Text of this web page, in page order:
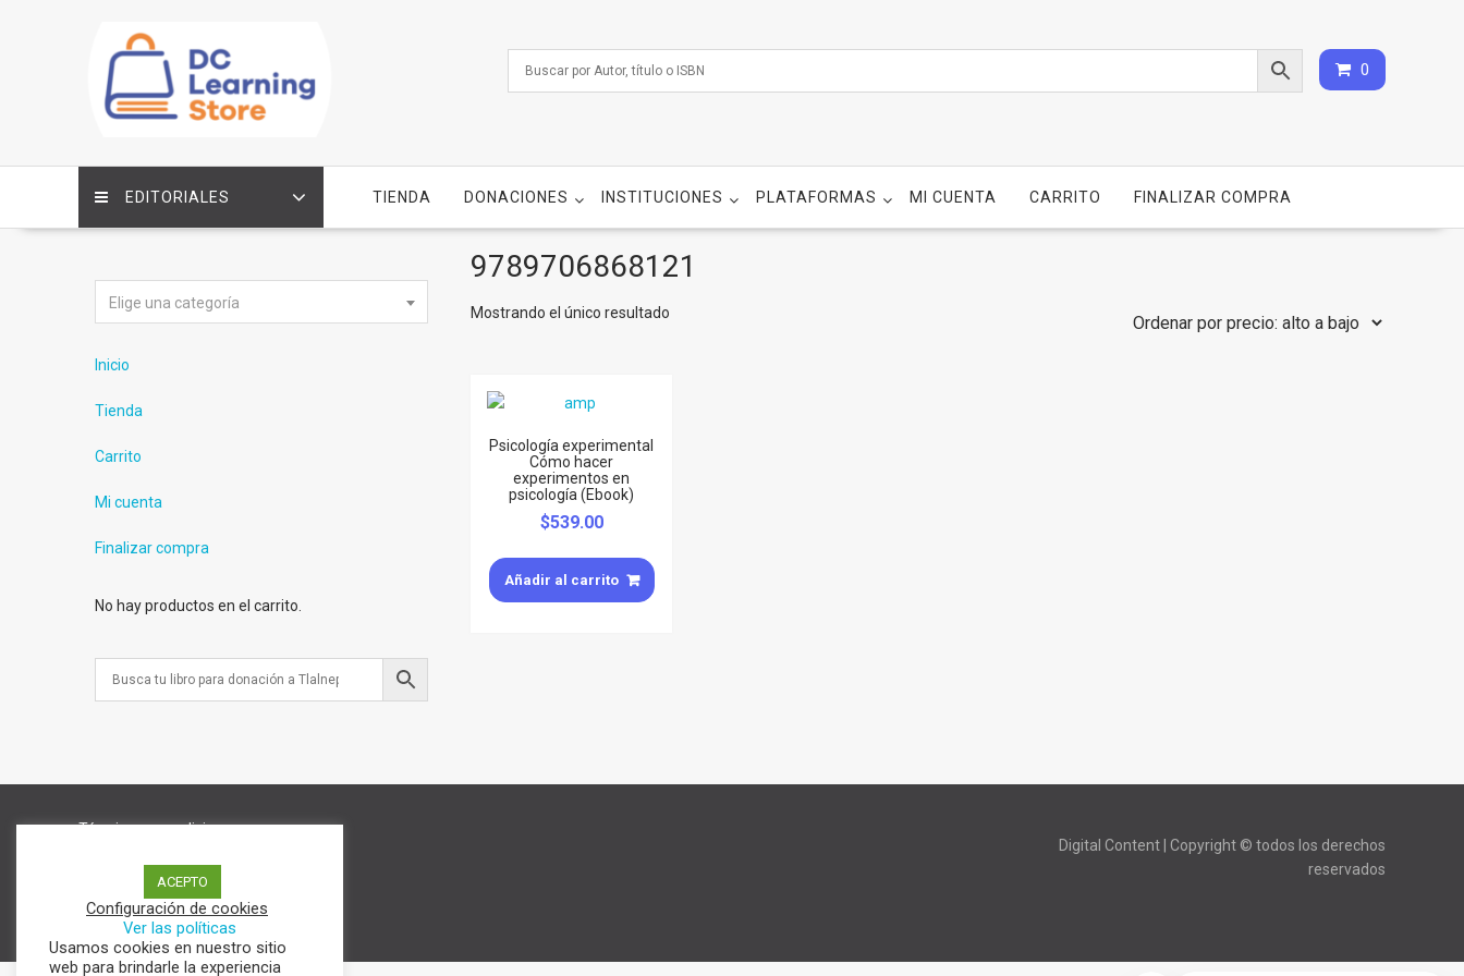
0
EDITORIALES TIENDA DONACIONES INSTITUCIONES PLATAFORMAS MI CUENTA CARRITO FINALIZAR COMPRA
9789706868121
Mostrando el único resultado
Psicología experimental
Cómo hacer
experimentos en
psicología (Ebook)
$539.00
Añadir al carrito
Elige una categoría
Inicio
Tienda
Carrito
Mi cuenta
Finalizar compra
No hay productos en el carrito.
Términos y condiciones
Política de cookies
Digital Content | Copyright © todos los derechos
reservados
ACEPTO
Configuración de cookies
Ver las políticas
Usamos cookies en nuestro sitio
web para brindarle la experiencia